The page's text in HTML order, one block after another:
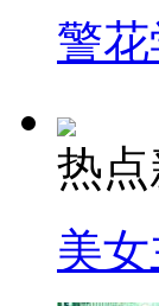
警
热点
美